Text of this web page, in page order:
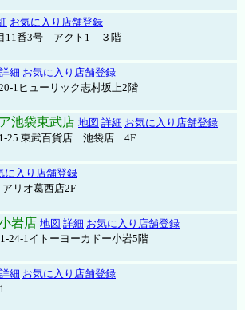
お気に入り店舗登録
11番3号 アクト1 ３階
詳細 お気に入り店舗登録
1ヒューリック志村坂上2階
池袋東武店 地図 詳細 お気に入り店舗登録
1-25 東武百貨店 池袋店 4F
に入り店舗登録
リオ葛西店2F
岩店 地図 詳細 お気に入り店舗登録
24-1イトーヨーカドー小岩5階
詳細 お気に入り店舗登録